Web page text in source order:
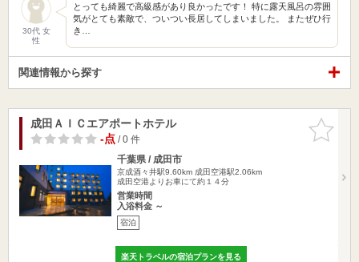
30代 女
性
とっても綺麗で高級感があり良かったです！ 特に露天風呂の雰囲
気がとても素敵で、ついつい長居してしまいました。 またぜひ行
き…
関連情報から探す
お気に入
りに追加
成田ＡＩＣエアポートホテル
-点/ 0 件
千葉県 / 成田市
京成酒々井駅9.60km 成田空港駅2.06km
成田空港よりお車にて約１４分
営業時間
入浴料金 ～
宿泊
楽天トラベルの宿泊プランを見る